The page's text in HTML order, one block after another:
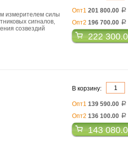
измерителем силы
сигналов,
созвездий
Опт1 201 800.00 a
Опт2 196 700.00 a
222
В корзину:
Опт1 139 590.00 a
Опт2 136 100.00 a
143